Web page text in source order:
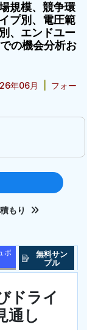
規模、競争環
プ別、電圧範
、エンドユー
の機会分析お
年06月
フォー
もり
ボ
無料サン
プル
ドライ
通し